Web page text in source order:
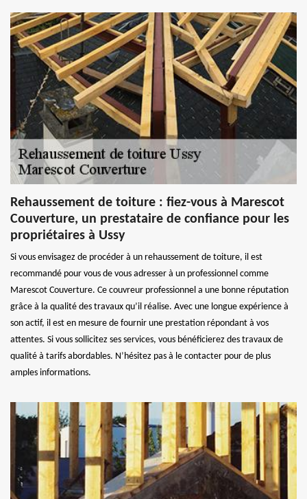
Rehaussement de toiture : fiez-vous à Marescot
Couverture, un prestataire de confiance pour les
propriétaires à Ussy
Si vous envisagez de procéder à un rehaussement de toiture, il est
recommandé pour vous de vous adresser à un professionnel comme
Marescot Couverture. Ce couvreur professionnel a une bonne réputation
grâce à la qualité des travaux qu’il réalise. Avec une longue expérience à
son actif, il est en mesure de fournir une prestation répondant à vos
attentes. Si vous sollicitez ses services, vous bénéficierez des travaux de
qualité à tarifs abordables. N’hésitez pas à le contacter pour de plus
amples informations.